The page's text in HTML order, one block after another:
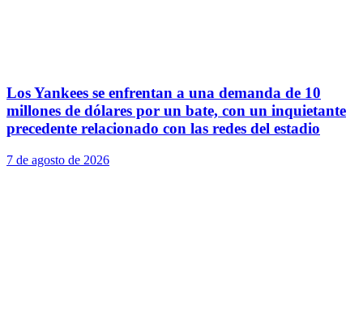
Los Yankees se enfrentan a una demanda de 10
millones de dólares por un bate, con un inquietante
precedente relacionado con las redes del estadio
7 de agosto de 2026